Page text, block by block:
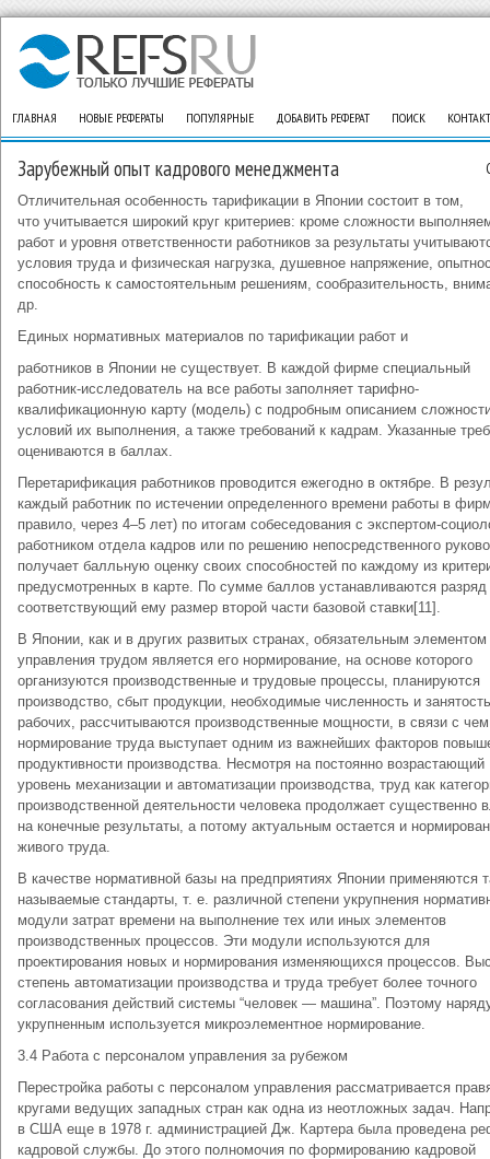
ГЛАВНАЯ НОВЫЕ РЕФЕРАТЫ ПОПУЛЯРНЫЕ ДОБАВИТЬ РЕФЕРАТ ПОИСК
Зарубежный опыт кадрового менеджмента
Отличительная особенность тарификации в Японии состоит в том,
что учитывается широкий круг критериев: кроме сложности
работ и уровня ответственности работников за результаты
условия труда и физическая нагрузка, душевное напряжение,
способность к самостоятельным решениям, сообразительность,
др.
Единых нормативных материалов по тарификации работ и
работников в Японии не существует. В каждой фирме специальный
работник-исследователь на все работы заполняет тарифно-
квалификационную карту (модель) с подробным описанием
условий их выполнения, а также требований к кадрам. Указанные
оцениваются в баллах.
Перетарификация работников проводится ежегодно в октябре. В
каждый работник по истечении определенного времени работы в
правило, через 4–5 лет) по итогам собеседования с экспертом-
работником отдела кадров или по решению непосредственного
получает балльную оценку своих способностей по каждому из
предусмотренных в карте. По сумме баллов устанавливаются разряд
соответствующий ему размер второй части базовой ставки[11].
В Японии, как и в других развитых странах, обязательным элементом
управления трудом является его нормирование, на основе которого
организуются производственные и трудовые процессы, планируются
производство, сбыт продукции, необходимые численность и занятость
рабочих, рассчитываются производственные мощности, в связи с чем
нормирование труда выступает одним из важнейших факторов
продуктивности производства. Несмотря на постоянно возрастающий
уровень механизации и автоматизации производства, труд как
производственной деятельности человека продолжает существенно
на конечные результаты, а потому актуальным остается и
живого труда.
В качестве нормативной базы на предприятиях Японии применяются
называемые стандарты, т. е. различной степени укрупнения
модули затрат времени на выполнение тех или иных элементов
производственных процессов. Эти модули используются для
проектирования новых и нормирования изменяющихся процессов.
степень автоматизации производства и труда требует более точного
согласования действий системы “человек — машина”. Поэтому
укрупненным используется микроэлементное нормирование.
3.4 Работа с персоналом управления за рубежом
Перестройка работы с персоналом управления рассматривается
кругами ведущих западных стран как одна из неотложных задач.
в США еще в 1978 г. администрацией Дж. Картера была проведена
кадровой службы. До этого полномочия по формированию кадровой